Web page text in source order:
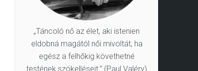
„Táncoló nő az élet, aki istenien
eldobná magától női mivoltát, ha
egész a felhőkig követhetné
testének szökelléseit.” (Paul Valéry)